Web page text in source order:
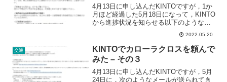
4月13日に申し込んだKINTOですが，1か
月ほど経過した5月18日になって，KINTO
から進捗状況を知らせる以下のようなメ
ールが来ました。愛車サブスクリプショ
ンサービスのKINTOです。現在、各種手
続きを進めております。あらためて担当
販売...
2022.05.20
交通
KINTOでカローラクロスを頼んで
みた – その３
4月13日に申し込んだKINTOですが，5月
24日に，次のようなメールが送られてき